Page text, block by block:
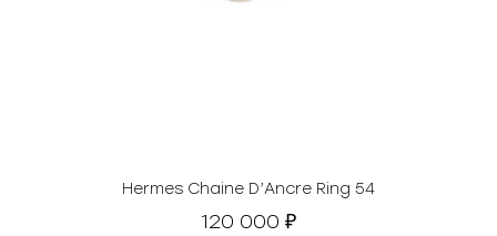
Hermes Chaine D’Ancre Ring 54
120 000 ₽